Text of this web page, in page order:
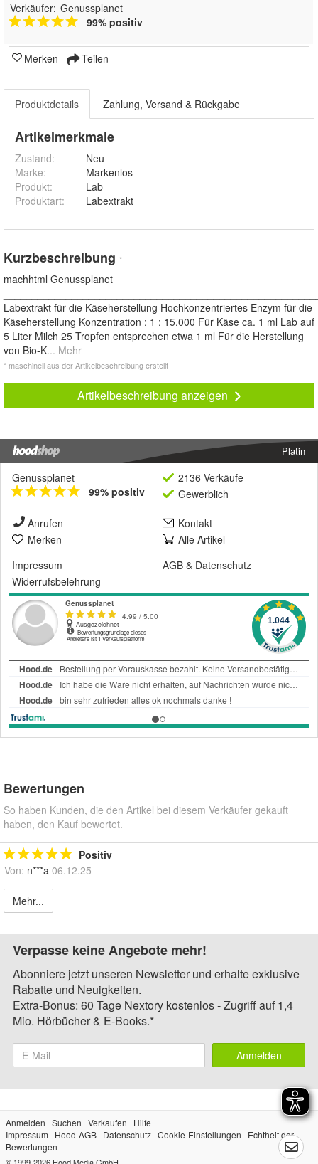
Verkäufer: Genussplanet
99% positiv
Merken Teilen
Produktdetails Zahlung, Versand & Rückgabe
Artikelmerkmale
Zustand:
Neu
Marke:
Markenlos
Produkt:
Lab
Produktart: Labextrakt
Kurzbeschreibung *
machhtml Genussplanet
Labextrakt für die Käseherstellung Hochkonzentriertes Enzym für die
Käseherstellung Konzentration : 1 : 15.000 Für Käse ca. 1 ml Lab auf
5 Liter Milch 25 Tropfen entsprechen etwa 1 ml Für die Herstellung
von Bio-K... Mehr
* maschinell aus der Artikelbeschreibung erstellt
Artikelbeschreibung anzeigen
Platin
Genussplanet
99% positiv
2136 Verkäufe
Gewerblich
Anrufen
Kontakt
Merken
Alle Artikel
Impressum
AGB & Datenschutz
Widerrufsbelehrung
Bewertungen
So haben Kunden, die den Artikel bei diesem Verkäufer gekauft
haben, den Kauf bewertet.
Positiv
Von: n***a 06.12.25
Mehr...
Verpasse keine Angebote mehr!
Abonniere jetzt unseren Newsletter und erhalte exklusive
Rabatte und Neuigkeiten.
Extra-Bonus: 60 Tage Nextory kostenlos - Zugriff auf 1,4
Mio. Hörbücher & E-Books.*
Anmelden
Anmelden Suchen Verkaufen
Hilfe
Impressum
Hood-AGB Datenschutz Cookie-Einstellungen
Echtheit der
Bewertungen